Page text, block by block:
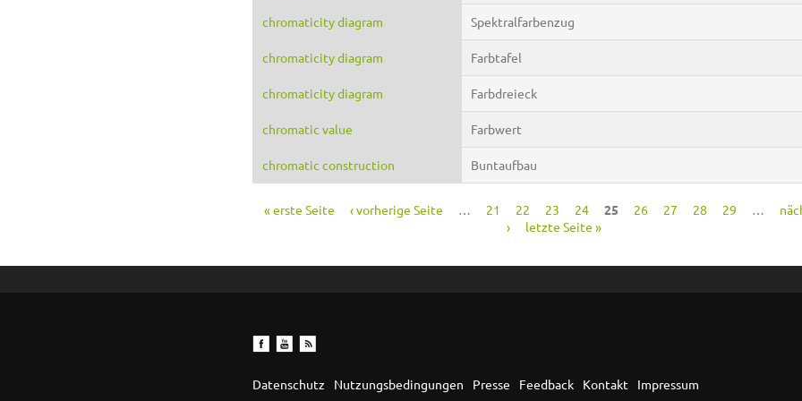
chromaticity diagram Spektralfarbenzug
chromaticity diagram Farbtafel
chromaticity diagram Farbdreieck
chromatic value Farbwert
chromatic construction Buntaufbau
« erste Seite ‹ vorherige Seite 21 22 23 24 25 26 27 28 29
›
letzte Seite »
Datenschutz Nutzungsbedingungen Presse Feedback Kontakt Impressum